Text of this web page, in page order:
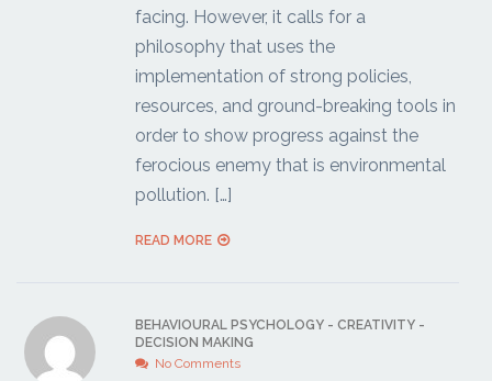
facing. However, it calls for a
philosophy that uses the
implementation of strong policies,
resources, and ground-breaking tools in
order to show progress against the
ferocious enemy that is environmental
pollution. […]
READ MORE
BEHAVIOURAL PSYCHOLOGY -CREATIVITY -
DECISION MAKING
No Comments